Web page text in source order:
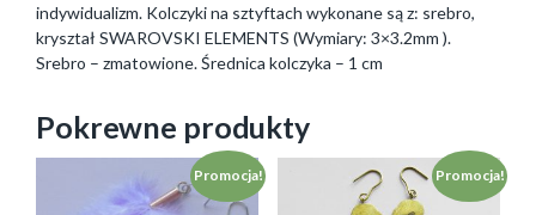
indywidualizm. Kolczyki na sztyftach wykonane są z: srebro,
kryształ SWAROVSKI ELEMENTS (Wymiary: 3×3.2mm ).
Srebro – zmatowione. Średnica kolczyka – 1 cm
Pokrewne produkty
Promocja! Promocja!